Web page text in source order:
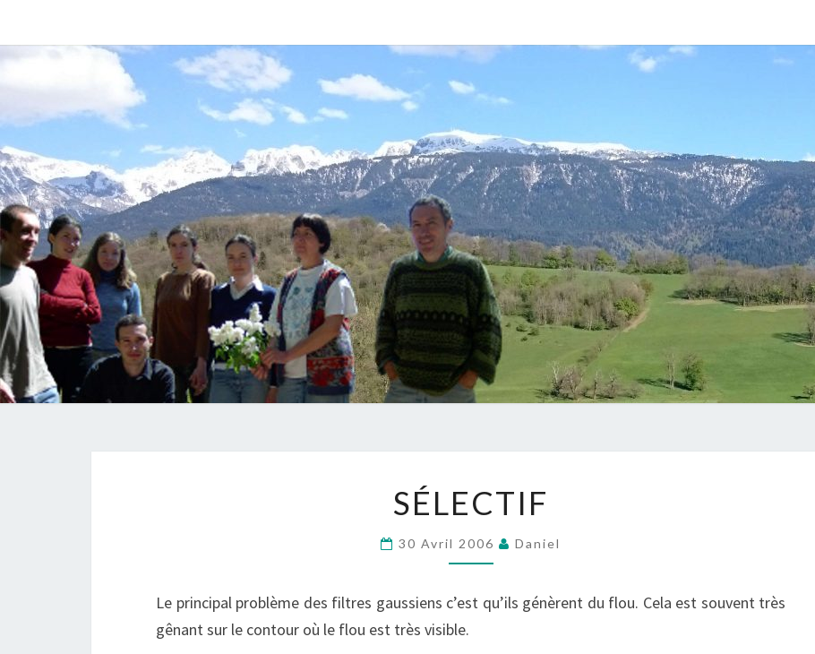
?
SÉLECTIF
30 Avril 2006 Daniel
Le principal problème des filtres gaussiens c’est qu’ils génèrent du flou. Cela est souvent très
gênant sur le contour où le flou est très visible.